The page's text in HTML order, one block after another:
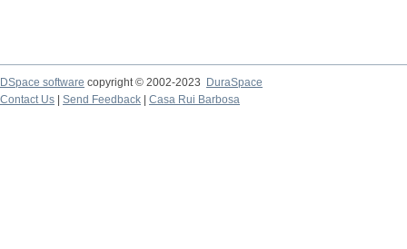
DSpace software copyright © 2002-2023
DuraSpace
Contact Us
Send Feedback Casa Rui Barbosa